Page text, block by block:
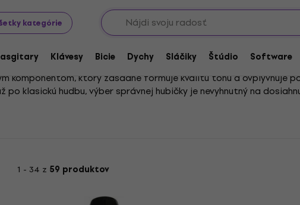
kategórie
Klávesy Bicie Dychy Sláčiky Štúdio Software
k dychovým nástrojom
komponentom, ktorý zásadne formuje kvalitu tónu a ovplyvňuje
po klasickú hudbu, výber správnej hubičky je nevyhnutný na
1 - 34 z 59 produktov